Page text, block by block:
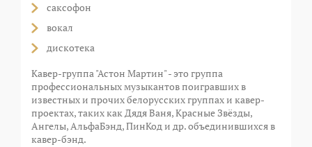
саксофон
вокал
дискотека
Кавер-группа "Астон Мартин" - это группа
профессиональных музыкантов поигравших в
известных и прочих белорусских группах и кавер-
проектах, таких как Дядя Ваня, Красные Звёзды,
Ангелы, АльфаБэнд, ПинКод и др. объединившихся в
кавер-бэнд.